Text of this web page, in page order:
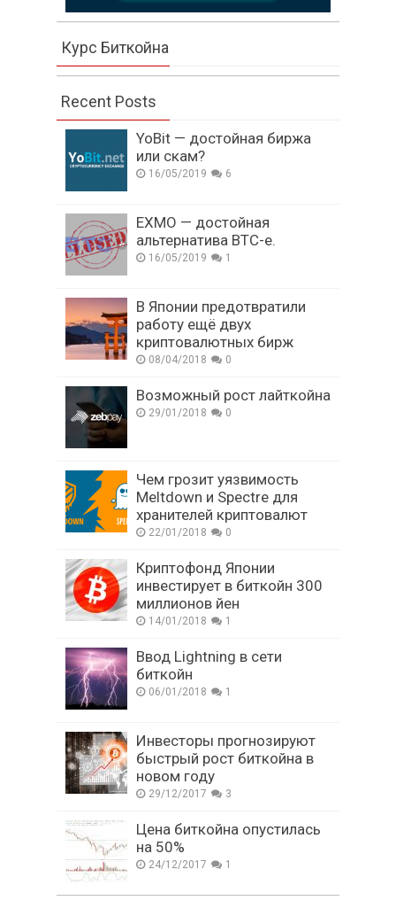
Курс Биткойна
Recent Posts
YoBit — достойная биржа
или скам?
16/05/2019 6
EXMO — достойная
альтернатива BTC-e.
16/05/2019 1
В Японии предотвратили
работу ещё двух
криптовалютных бирж
08/04/2018 0
Возможный рост лайткойна
29/01/2018 0
Чем грозит уязвимость
Meltdown и Spectre для
хранителей криптовалют
22/01/2018 0
Криптофонд Японии
инвестирует в биткойн 300
миллионов йен
14/01/2018 1
Ввод Lightning в сети
биткойн
06/01/2018 1
Инвесторы прогнозируют
быстрый рост биткойна в
новом году
29/12/2017 3
Цена биткойна опустилась
на 50%
24/12/2017 1